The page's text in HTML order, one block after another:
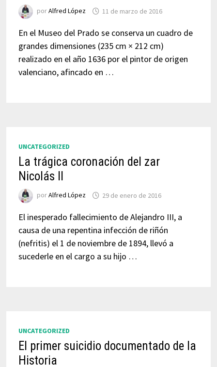
porAlfred López 11 de marzo de 2016
En el Museo del Prado se conserva un cuadro de
grandes dimensiones (235 cm × 212 cm)
realizado en el año 1636 por el pintor de origen
valenciano, afincado en …
UNCATEGORIZED
La trágica coronación del zar
Nicolás II
porAlfred López 29 de enero de 2016
El inesperado fallecimiento de Alejandro III, a
causa de una repentina infección de riñón
(nefritis) el 1 de noviembre de 1894, llevó a
sucederle en el cargo a su hijo …
UNCATEGORIZED
El primer suicidio documentado de la
Historia